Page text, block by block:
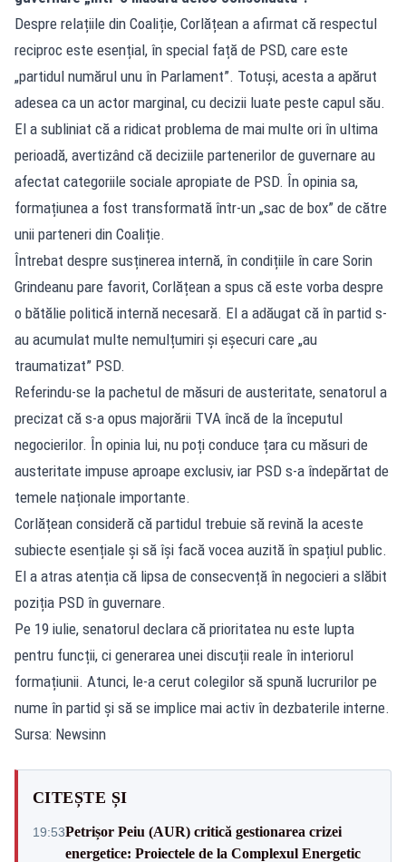
Despre relațiile din Coaliție, Corlățean a afirmat că respectul
reciproc este esențial, în special față de PSD, care este
„partidul numărul unu în Parlament”. Totuși, acesta a apărut
adesea ca un actor marginal, cu decizii luate peste capul său.
El a subliniat că a ridicat problema de mai multe ori în ultima
perioadă, avertizând că deciziile partenerilor de guvernare au
afectat categoriile sociale apropiate de PSD. În opinia sa,
formațiunea a fost transformată într-un „sac de box” de către
unii parteneri din Coaliție.
Întrebat despre susținerea internă, în condițiile în care Sorin
Grindeanu pare favorit, Corlățean a spus că este vorba despre
o bătălie politică internă necesară. El a adăugat că în partid s-
au acumulat multe nemulțumiri și eșecuri care „au
traumatizat” PSD.
Referindu-se la pachetul de măsuri de austeritate, senatorul a
precizat că s-a opus majorării TVA încă de la începutul
negocierilor. În opinia lui, nu poți conduce țara cu măsuri de
austeritate impuse aproape exclusiv, iar PSD s-a îndepărtat de
temele naționale importante.
Corlățean consideră că partidul trebuie să revină la aceste
subiecte esențiale și să își facă vocea auzită în spațiul public.
El a atras atenția că lipsa de consecvență în negocieri a slăbit
poziția PSD în guvernare.
Pe 19 iulie, senatorul declara că prioritatea nu este lupta
pentru funcții, ci generarea unei discuții reale în interiorul
formațiunii. Atunci, le-a cerut colegilor să spună lucrurilor pe
nume în partid și să se implice mai activ în dezbaterile interne.
Sursa: Newsinn
CITEȘTE ȘI
19:53Petrișor Peiu (AUR) critică gestionarea crizei
energetice: Proiectele de la Complexul Energetic